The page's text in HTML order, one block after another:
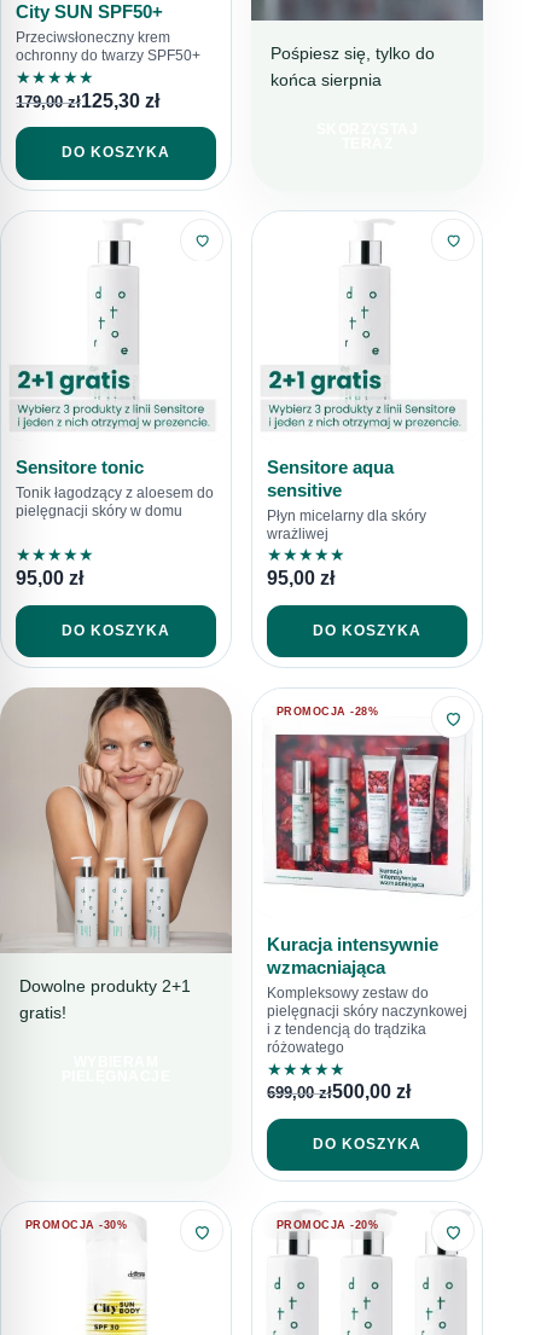
City SUN SPF50+
Przeciwsłoneczny krem
ochronny do twarzy SPF50+
★★★★★
179,00zł125,30 zł
DO KOSZYKA
BESTSELLEROWA
Pośpiesz się, tylko do
końca sierpnia
Sensitore tonic
Tonik łagodzący z aloesem do
pielęgnacji skóry w domu
★★★★★
95,00 zł
DO KOSZYKA
Sensitore aqua
sensitive
Płyn micelarny dla skóry
wrażliwej
★★★★★
95,00 zł
DO KOSZYKA
PIELĘGNACJA
Dowolne produkty 2+1
gratis!
PROMOCJA -28%
Kuracja intensywnie
wzmacniająca
Kompleksowy zestaw do
pielęgnacji skóry naczynkowej
i z tendencją do trądzika
różowatego
★★★★★
699,00zł500,00 zł
DO KOSZYKA
PROMOCJA -30% PROMOCJA -20%